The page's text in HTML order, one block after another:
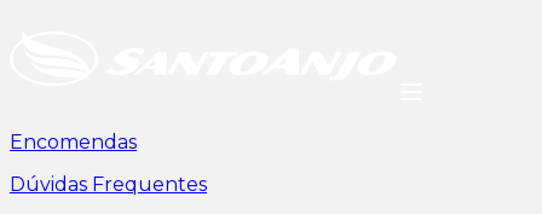
Encomendas
Dúvidas Frequentes